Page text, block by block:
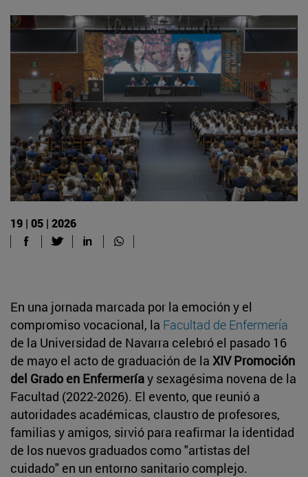
19 | 05 | 2026
En una jornada marcada por la emoción y el
compromiso vocacional, la Facultad de Enfermería
de la Universidad de Navarra celebró el pasado 16
de mayo el acto de graduación de la XIV Promoción
del Grado en Enfermeríay sexagésima novena de la
Facultad (2022-2026). El evento, que reunió a
autoridades académicas, claustro de profesores,
familias y amigos, sirvió para reafirmar la identidad
de los nuevos graduados como "artistas del
cuidado" en un entorno sanitario complejo.